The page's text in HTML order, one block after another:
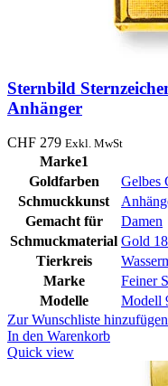
Sternbild
Anhänger
CHF 279 Exkl. MwSt
Marke1
Goldfarben
Gelbes
Schmuckkunst
Gemacht für
Damen
Schmuckmaterial Gold
Tierkreis
Marke
Feiner
Modelle
Modell
Zur Wunschliste hinzufügen
In den Warenkorb
Quick view